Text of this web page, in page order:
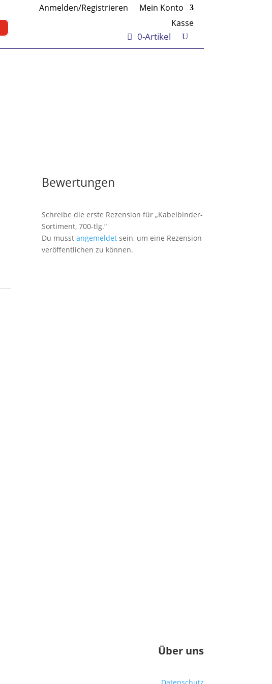
Anmelden/Registrieren
Mein Konto
Kasse
0-Artikel
Bewertungen
Schreibe die erste Rezension für „Kabelbinder-
Sortiment, 700-tlg.“
Du musst angemeldetsein, um eine Rezension
veröffentlichen zu können.
Über uns